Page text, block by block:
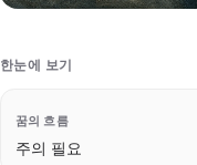
한눈에 보기
꿈의 흐름
주의 필요